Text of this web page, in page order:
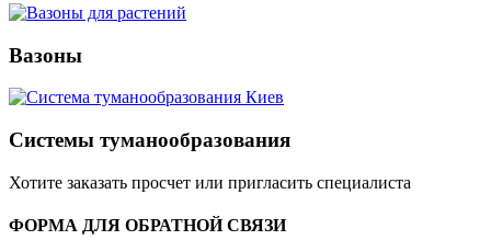
Вазоны
Системы туманообразования
Хотите заказать просчет или пригласить специалиста
ФОРМА ДЛЯ ОБРАТНОЙ СВЯЗИ